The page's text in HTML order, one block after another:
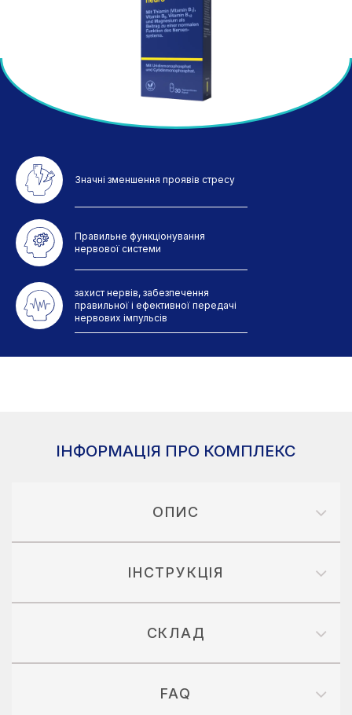
Значні зменшення проявів стресу
Правильне функціонування
нервової системи
захист нервів, забезпечення
правильної і ефективної передачі
нервових імпульсів
ІНФОРМАЦІЯ ПРО КОМПЛЕКС
ОПИС
ІНСТРУКЦІЯ
СКЛАД
FAQ